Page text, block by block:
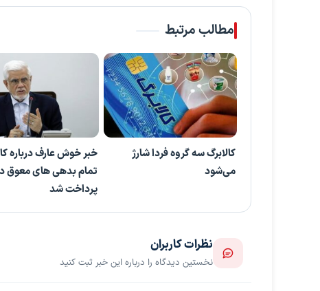
مطالب مرتبط
کالابرگ سه گروه فردا شارژ
می‌شود
خبر خوش عارف درباره
تمام بدهی های معوق
پرداخت شد
نظرات کاربران
نخستین دیدگاه را درباره این خبر ثبت کنید